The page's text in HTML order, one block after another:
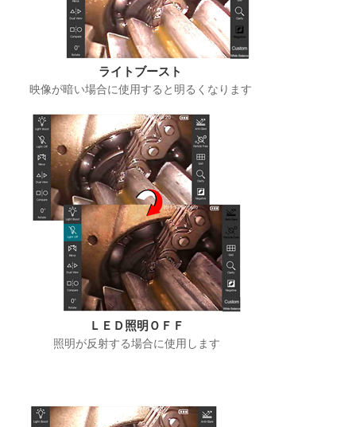
ライトブースト
映像が暗い場合に使用すると明るくなります
ＬＥＤ照明ＯＦＦ
照明が反射する場合に使用します